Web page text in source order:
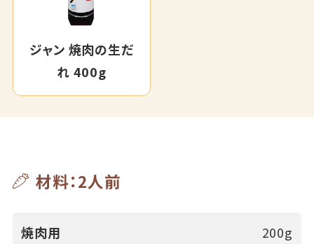
ジャン 焼肉の生だ
れ 400g
材料：2人前
焼肉用
200g